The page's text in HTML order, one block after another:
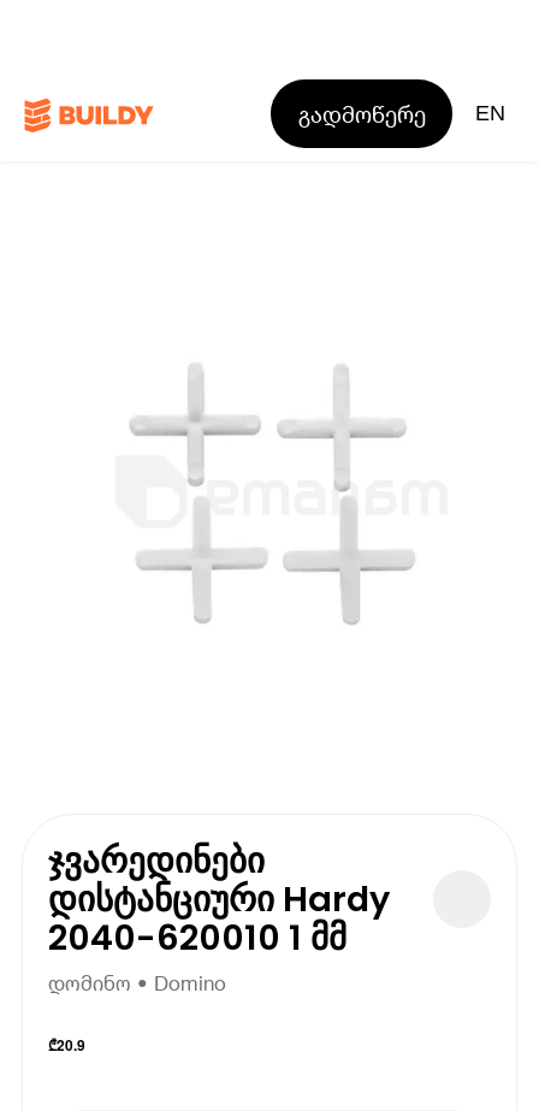
გადმოწერე EN
ჯვარედინები
დისტანციური Hardy
2040-620010 1 მმ
დომინო • Domino
₾20.9